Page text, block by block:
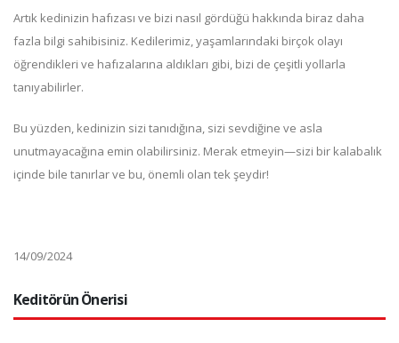
Artık kedinizin hafızası ve bizi nasıl gördüğü hakkında biraz daha
fazla bilgi sahibisiniz. Kedilerimiz, yaşamlarındaki birçok olayı
öğrendikleri ve hafızalarına aldıkları gibi, bizi de çeşitli yollarla
tanıyabilirler.
Bu yüzden, kedinizin sizi tanıdığına, sizi sevdiğine ve asla
unutmayacağına emin olabilirsiniz. Merak etmeyin—sizi bir kalabalık
içinde bile tanırlar ve bu, önemli olan tek şeydir!
14/09/2024
Keditörün Önerisi